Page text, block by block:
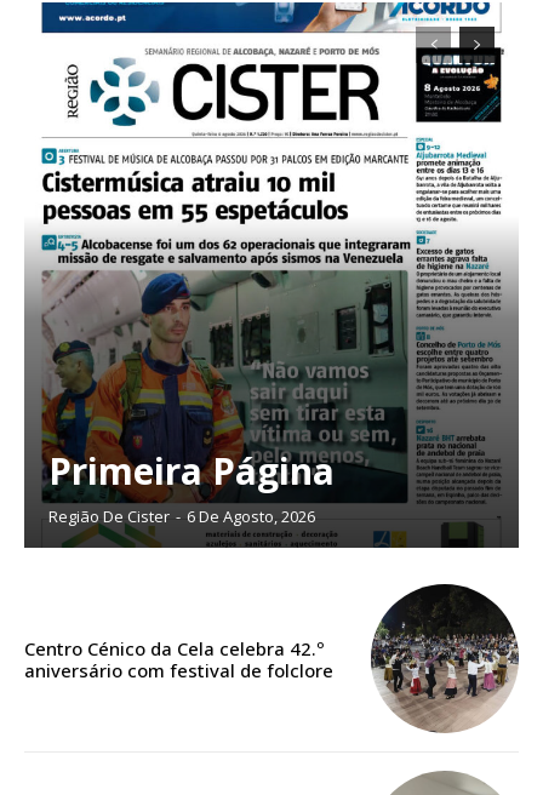
32€
12 meses
Edição em papel entregue à Quinta-feira em sua
casa
Acesso ao conteúdo online
Acesso aos conteúdos Exclusivos para
assinantes
Ofertas para assinatura anual
Escolha o plano
ASSINATURA
12 meses
Primeira Página
Região De Cister - 6 De Agosto, 2026
Centro Cénico da Cela celebra 42.º
aniversário com festival de folclore